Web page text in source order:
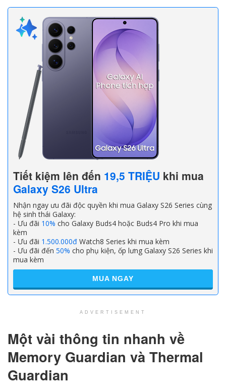
Tiết kiệm lên đến 19,5 TRIỆU khi mua
Galaxy S26 Ultra
Nhận ngay ưu đãi độc quyền khi mua Galaxy S26 Series cùng
hệ sinh thái Galaxy:
- Ưu đãi 10% cho Galaxy Buds4 hoặc Buds4 Pro khi mua
kèm
- Ưu đãi 1.500.000đ Watch8 Series khi mua kèm
- Ưu đãi đến 50% cho phụ kiện, ốp lưng Galaxy S26 Series khi
mua kèm
MUA NGAY
ADVERTISEMENT
Một vài thông tin nhanh về
Memory Guardian và Thermal
Guardian